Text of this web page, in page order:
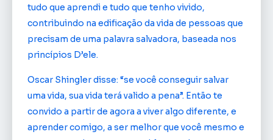
tudo que aprendi e tudo que tenho vivido,
contribuindo na edificação da vida de pessoas que
precisam de uma palavra salvadora, baseada nos
princípios D’ele.
Oscar Shingler disse: “se você conseguir salvar
uma vida, sua vida terá valido a pena”. Então te
convido a partir de agora a viver algo diferente, e
aprender comigo, a ser melhor que você mesmo e